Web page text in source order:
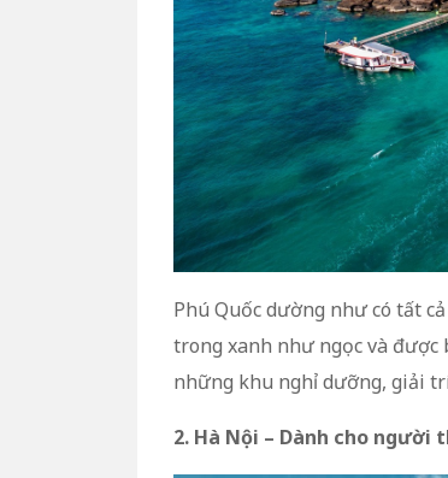
Phú Quốc dường như có tất
trong xanh như ngọc và được
những khu nghỉ dưỡng, giải
2. Hà Nội – Dành cho